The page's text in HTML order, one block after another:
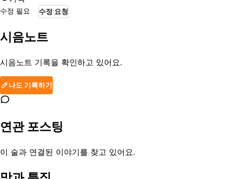
수정 필요 수정 요청
시음노트
시음노트 기록을 확인하고 있어요.
나도 기록하기
연관 포스팅
이 술과 연결된 이야기를 찾고 있어요.